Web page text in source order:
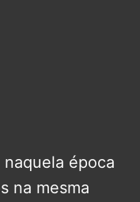
época
na mesma